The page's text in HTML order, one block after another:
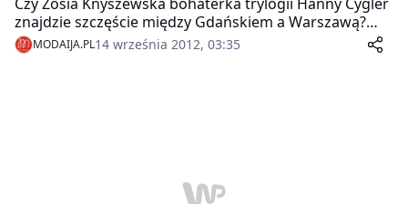
znajdzie szczęście między Gdańskiem a Warszawą?
Trzecia książka opowiadająca o jej losach pt. Przyszły
niedokonany już trafiła do księgarń.
MODAIJA.PL14 września 2012, 03:35